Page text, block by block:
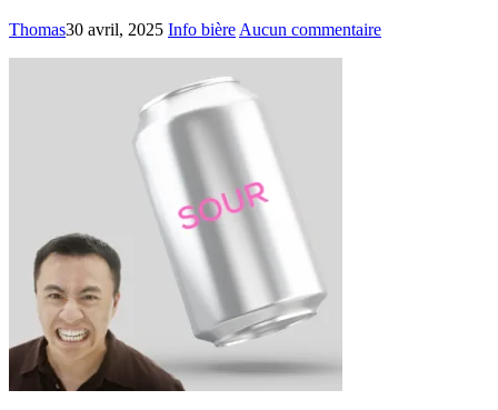
Thomas30 avril, 2025 Info bière Aucun commentaire